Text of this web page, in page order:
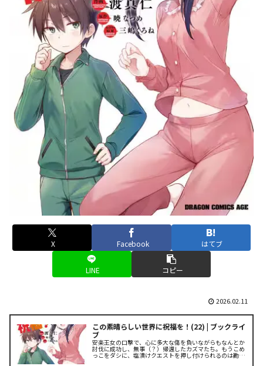
X Facebook はてブ
LINE コピー
2026.02.11
この素晴らしい世界に祝福を！(22) | ブックライ
ブ
安楽王女の口撃で、心に多大な傷を負いながらもなんとか
討伐に成功し、無事（？）帰還したカズマたち。もうこめ
っこをダシに、塩漬けクエストを押し付けられるのは勘弁